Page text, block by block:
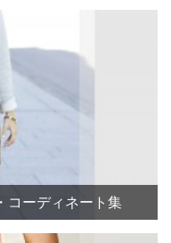
コーディネート集